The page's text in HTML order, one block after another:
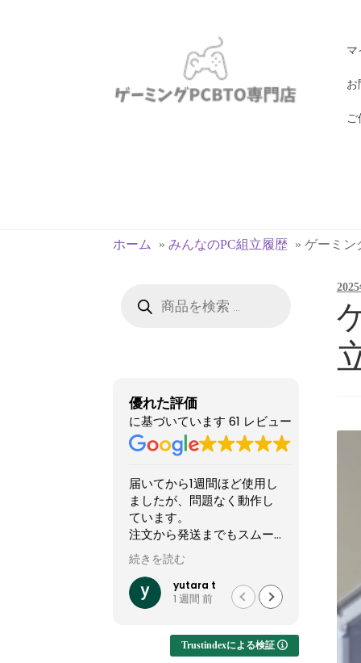
ー
ッ
ン
マ
お
ご
ホーム »みんなのPC組立履歴 »ゲーミン
優れた評価
に基づいています 61 レビュー
他のショップより安いので
怪しい店なのか？と躊躇し
てましたが、ここのサイト
やXで組んだPCの画像を投
稿してるのを見て、思い切
って買ってみました。
結果1週間でちゃんと届きま
した。初見だと怪しさ全開
います。サイト内で自分が
注文したPCの完成後を載せ
続きを読む
れいれい
1 か月 前
故
Trustindexによる検証